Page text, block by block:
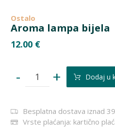
Ostalo
Aroma lampa bijela
12.00 €
- + Dodaj u
Besplatna dostava iznad
Vrste plaćanja: kartično